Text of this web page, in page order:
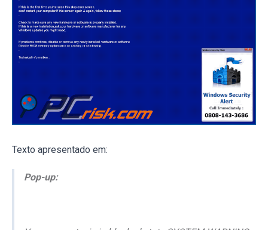
Texto apresentado em:
Pop-up: